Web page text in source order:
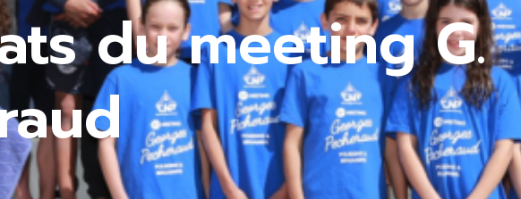
du meeting G.